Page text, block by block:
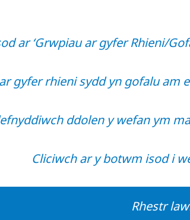
ar ‘Grwpiau ar gyfer Rhieni/
gyfer rhieni sydd yn gofalu am
ddolen y wefan ym
Cliciwch ar y botwm isod i
Rhestr